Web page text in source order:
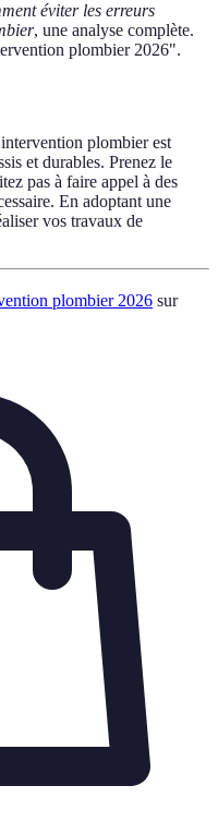
éviter les erreurs
, une analyse complète.
plombier 2026".
plombier est
et durables. Prenez le
pas à faire appel à des
En adoptant une
vos travaux de
plombier 2026 sur